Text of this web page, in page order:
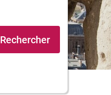
Rechercher